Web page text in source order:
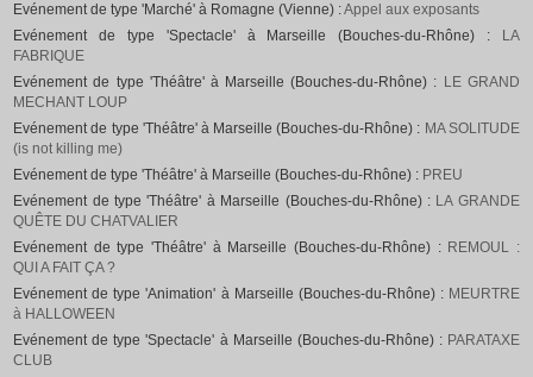
Evénement de type 'Marché' à Romagne (Vienne) :Appel aux exposants
Evénement de type 'Spectacle' à Marseille (Bouches-du-Rhône) :
LA
FABRIQUE
Evénement de type 'Théâtre' à Marseille (Bouches-du-Rhône) : LE GRAND
MECHANT LOUP
Evénement de type 'Théâtre' à Marseille (Bouches-du-Rhône) : MA SOLITUDE
(is not killing me)
Evénement de type 'Théâtre' à Marseille (Bouches-du-Rhône) : PREU
Evénement de type 'Théâtre' à Marseille (Bouches-du-Rhône) : LA GRANDE
QUÊTE DU CHATVALIER
Evénement de type 'Théâtre' à Marseille (Bouches-du-Rhône) : REMOUL :
QUI A FAIT ÇA ?
Evénement de type 'Animation' à Marseille (Bouches-du-Rhône) : MEURTRE
à HALLOWEEN
Evénement de type 'Spectacle' à Marseille (Bouches-du-Rhône) : PARATAXE
CLUB